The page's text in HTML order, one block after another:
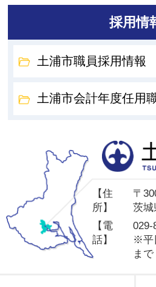
採用情
土浦市職員採用情報
土浦市会計年度任用
【住
所】
〒
茨城
【電
話】
029-
※平
まで